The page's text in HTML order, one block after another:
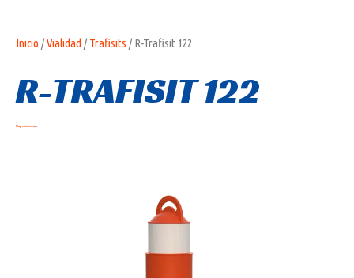
Inicio /Vialidad /Trafisits / R-Trafisit 122
R-TRAFISIT 122
Hay existencias